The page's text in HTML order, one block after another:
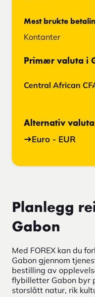
Mest brukte
Kontanter
Primær valuta i
Central African
Alternativ valuta
Euro - EUR
Planlegg
Gabon
Med FOREX kan du
Gabon gjennom
bestilling av
flybilletter Gabon byr
storslått natur, rik